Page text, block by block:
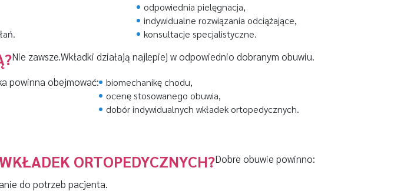
odpowiednia pielęgnacja,
indywidualne rozwiązania odciążające,
konsultacje specjalistyczne.
Nie zawsze.Wkładki działają najlepiej w odpowiednio dobranym obuwiu.
powinna obejmować:
biomechanikę chodu,
ocenę stosowanego obuwia,
dobór indywidualnych wkładek ortopedycznych.
ORTOPEDYCZNYCH?Dobre obuwie powinno:
do potrzeb pacjenta.